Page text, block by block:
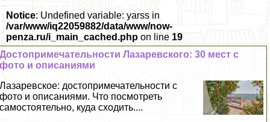
Notice: Undefined variable: yarss in
/var/www/iq22059882/data/www/now-
penza.ru/i_main_cached.php on line 19
Достопримечательности Лазаревского: 30 мест с
фото и описаниями
Лазаревское: достопримечательности с
фото и описаниями. Что посмотреть
самостоятельно, куда сходить....